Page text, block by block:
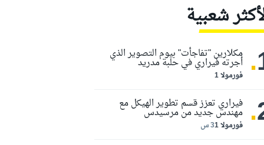
شعبية
. فورمولا 1
مكلارين "تفاجأت" بيوم التصوير الذي
أجرته فيراري في حلبة مدريد
. فورمولا 1 3 س
فيراري تعزز قسم تطوير الهيكل مع
مهندس جديد من مرسيدس